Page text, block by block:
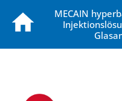
MECAIN